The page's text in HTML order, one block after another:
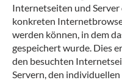
Internetseiten und Server
konkreten
werden können, in dem
gespeichert wurde. Dies
den besuchten
Servern, den